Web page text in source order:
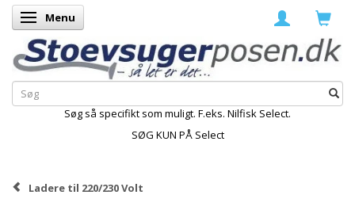
Skifte navigation
Menu
Søg så specifikt som muligt. F.eks. Nilfisk Select.
SØG KUN PÅ Select
Ladere til 220/230 Volt